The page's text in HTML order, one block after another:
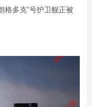
格多克”号护卫舰正被